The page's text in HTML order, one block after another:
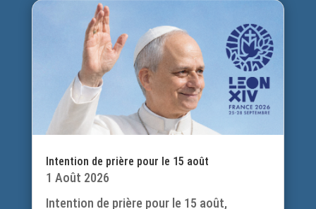
Intention de prière pour le 15 août
1 Août 2026
Intention de prière pour le 15 août,